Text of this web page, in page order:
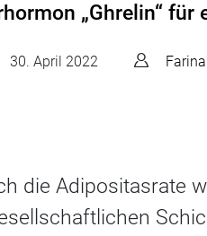
„Ghrelin“ für
30. April 2022
die Adipositasrate